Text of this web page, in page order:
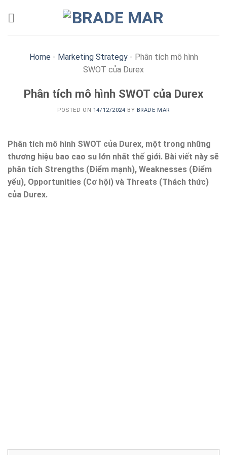
Home - Marketing Strategy- Phân tích mô hình
SWOT của Durex
Phân tích mô hình SWOT của Durex
POSTED ON 14/12/2024 BY BRADE MAR
Phân tích mô hình SWOT của Durex, một trong những
thương hiệu bao cao su lớn nhất thế giới. Bài viết này sẽ
phân tích Strengths (Điểm mạnh), Weaknesses (Điểm
yếu), Opportunities (Cơ hội) và Threats (Thách thức)
của Durex.